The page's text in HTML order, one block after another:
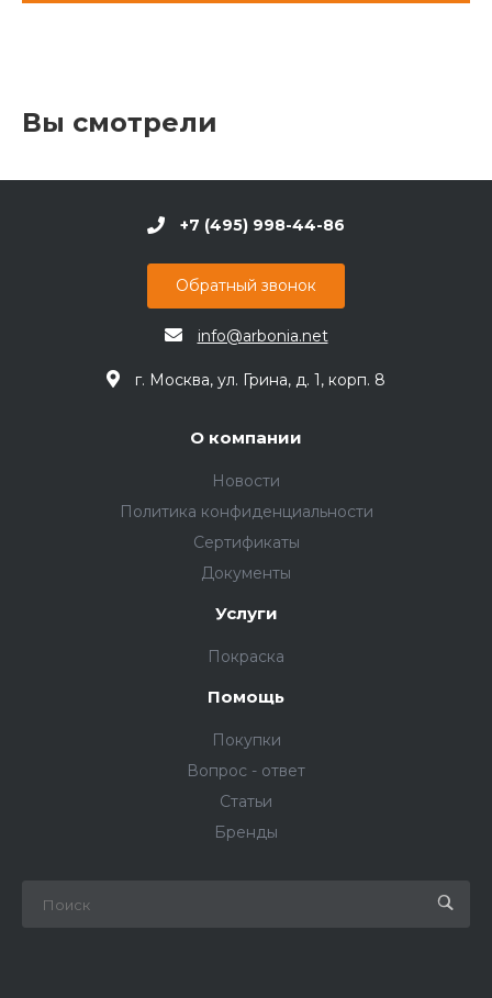
Вы смотрели
+7 (495) 998-44-86
Обратный звонок
info@arbonia.net
г. Москва, ул. Грина, д. 1, корп. 8
О компании
Новости
Политика конфиденциальности
Сертификаты
Документы
Услуги
Покраска
Помощь
Покупки
Вопрос - ответ
Статьи
Бренды